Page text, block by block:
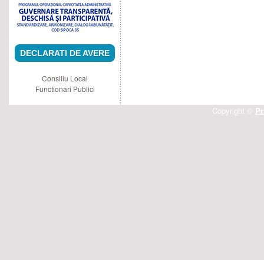
DECLARATI DE AVERE
Consiliu Local
Functionari Publici
Copyright ©